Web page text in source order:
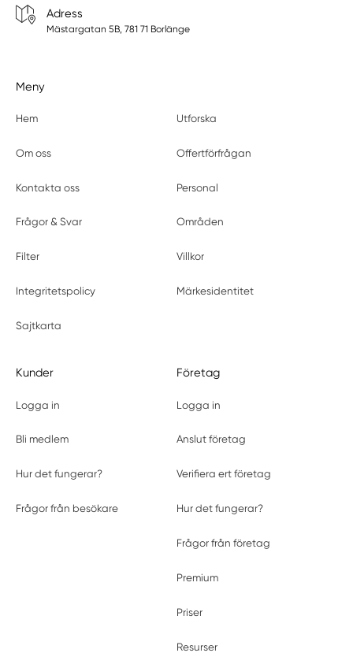
Adress
Mästargatan 5B, 781 71 Borlänge
Meny
Hem Utforska
Om oss Offertförfrågan
Kontakta oss Personal
Frågor & Svar Områden
Filter Villkor
Integritetspolicy Märkesidentitet
Sajtkarta
Kunder
Logga in
Bli medlem
Hur det fungerar?
Frågor från besökare
Företag
Logga in
Anslut företag
Verifiera ert företag
Hur det fungerar?
Frågor från företag
Premium
Priser
Resurser